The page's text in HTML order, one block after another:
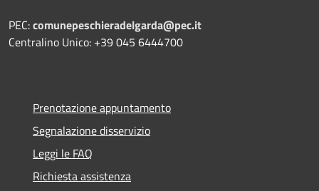
PEC:comunepeschieradelgarda@pec.it
Centralino Unico: +39 045 6444700
Prenotazione appuntamento
Segnalazione disservizio
Leggi le FAQ
Richiesta assistenza